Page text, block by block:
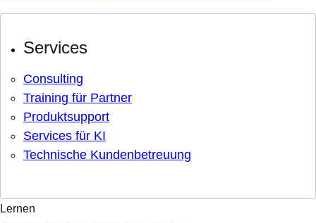
Services
Consulting
Training für Partner
Produktsupport
Services für KI
Technische Kundenbetreuung
Lernen